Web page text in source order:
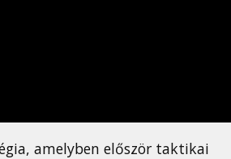
amelyben először taktikai